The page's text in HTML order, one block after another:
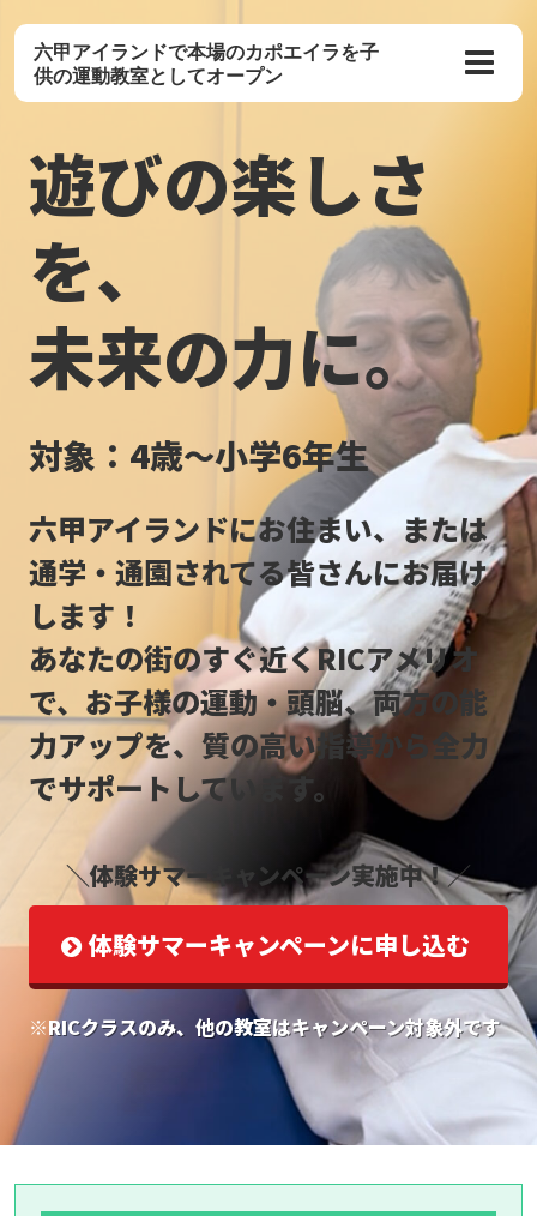
六甲アイランドで本場のカポエイラを子
供の運動教室としてオープン
遊びの楽しさ
を、
未来の力に。
対象：4歳〜小学6年生
六甲アイランドにお住まい、または
通学・通園されてる皆さんにお届け
します！
あなたの街のすぐ近くRICアメリオ
で、お子様の運動・頭脳、両方の能
力アップを、質の高い指導から全力
でサポートしています。
＼体験サマーキャンペーン実施中！／
体験サマーキャンペーンに申し込む
※RICクラスのみ、他の教室はキャンペーン対象外です